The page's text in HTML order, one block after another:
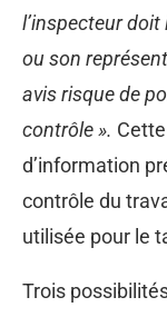
l’inspecteur doit
ou son
avis risque de
contrôle ».
d’information
contrôle du
utilisée pour le
Trois